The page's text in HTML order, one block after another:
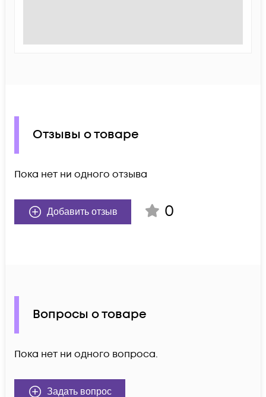
Отзывы о товаре
Пока нет ни одного отзыва
Добавить отзыв 0
Вопросы о товаре
Пока нет ни одного вопроса.
Задать вопрос